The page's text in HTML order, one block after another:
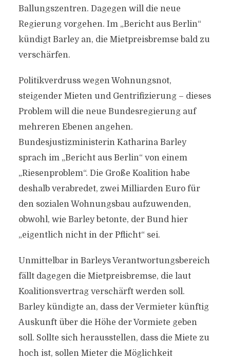
Ballungszentren. Dagegen will die neue
Regierung vorgehen. Im „Bericht aus Berlin“
kündigt Barley an, die Mietpreisbremse bald zu
verschärfen.
Politikverdruss wegen Wohnungsnot,
steigender Mieten und Gentrifizierung – dieses
Problem will die neue Bundesregierung auf
mehreren Ebenen angehen.
Bundesjustizministerin Katharina Barley
sprach im „Bericht aus Berlin“ von einem
„Riesenproblem“. Die Große Koalition habe
deshalb verabredet, zwei Milliarden Euro für
den sozialen Wohnungsbau aufzuwenden,
obwohl, wie Barley betonte, der Bund hier
„eigentlich nicht in der Pflicht“ sei.
Unmittelbar in Barleys Verantwortungsbereich
fällt dagegen die Mietpreisbremse, die laut
Koalitionsvertrag verschärft werden soll.
Barley kündigte an, dass der Vermieter künftig
Auskunft über die Höhe der Vormiete geben
soll. Sollte sich herausstellen, dass die Miete zu
hoch ist, sollen Mieter die Möglichkeit